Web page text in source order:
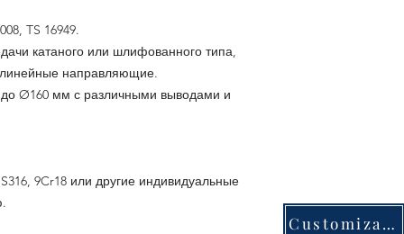
TS 16949.
катаного или шлифованного типа,
направляющие.
Ø160 мм с различными выводами и
9Cr18 или другие индивидуальные
Customization